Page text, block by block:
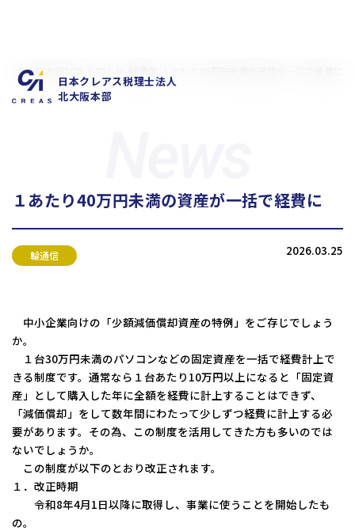
日本クレアス税理士法人
北大阪本部
お客様の声
お知らせ
コーポレートサイトTOPへ
MyKomon
お問い合わせフォーム
北大阪本部TOP
１あたり40万円未満の資産が一括で経費に
2026.03.25
輪通信
中小企業向けの「少額減価償却資産の特例」をご存じでしょう
か。
１台30万円未満のパソコンなどの固定資産を一括で経費計上で
きる制度です。通常なら１台あたり10万円以上になると「固定資
産」として購入した年に全額を経費に計上することはできず、
「減価償却」をして数年間にわたって少しずつ経費に計上する必
要があります。その為、この制度を活用してきた方も多いのでは
ないでしょうか。
この制度が以下のとおり改正されます。
１．改正時期
令和8年4月1日以降に取得し、事業に使うことを開始したも
の。